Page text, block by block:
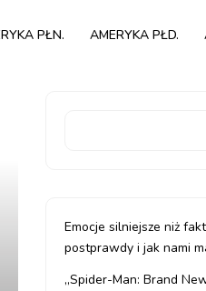
PŁN. AMERYKA PŁD.
Emocje silniejsze niż
postprawdy i jak nami
„Spider-Man: Brand